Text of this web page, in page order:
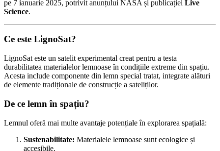
pe 7 ianuarie 2025, potrivit anunțului NASA și publicației Live
Science.
Ce este LignoSat?
LignoSat este un satelit experimental creat pentru a testa
durabilitatea materialelor lemnoase în condițiile extreme din spațiu.
Acesta include componente din lemn special tratat, integrate alături
de elemente tradiționale de construcție a sateliților.
De ce lemn în spațiu?
Lemnul oferă mai multe avantaje potențiale în explorarea spațială:
Sustenabilitate: Materialele lemnoase sunt ecologice și
accesibile.